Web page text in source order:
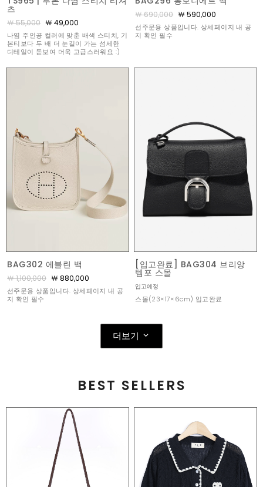
츠
￦ 55,000 ￦ 49,000
나염 주인공 컬러에 맞춘 배색 스티치, 기
본티보다 두 배 더 눈길이 가는 섬세한
디테일이 돋보여 더욱 고급스러워요 :)
￦ 690,000 ￦ 590,000
선주문용 상품입니다. 상세페이지 내 공
지 확인 필수
BAG302 에블린 백
￦ 1,100,000 ￦ 880,000
선주문용 상품입니다. 상세페이지 내 공
지 확인 필수
[입고완료] BAG304 브리앙
템포 스몰
입고예정
스몰(23×17×6cm) 입고완료
더보기
BEST SELLERS